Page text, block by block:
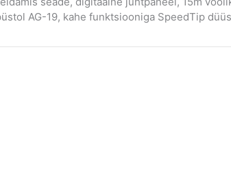
AG-19, kahe funktsiooniga SpeedTip